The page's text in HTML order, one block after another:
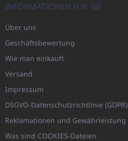
INFORMATIONEN FÜR SIE
Über uns
Geschäftsbewertung
Wie man einkauft
Versand
Impressum
DSGVO-Datenschutzrichtlinie (GDPR)
Reklamationen und Gewährleistung
Was sind COOKIES-Dateien